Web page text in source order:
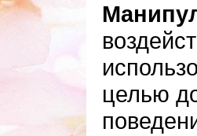
целью